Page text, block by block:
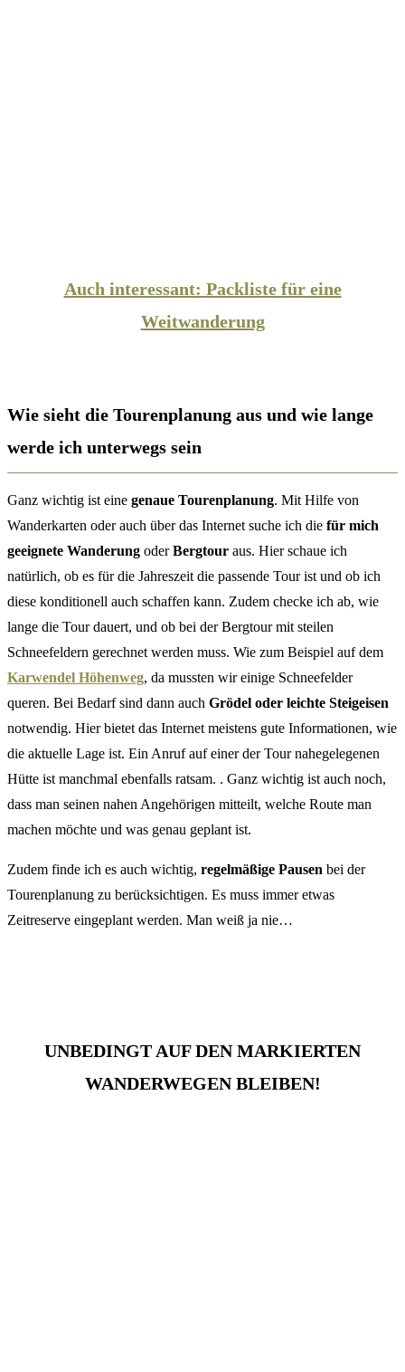
Auch interessant: Packliste für eine
Weitwanderung
Wie sieht die Tourenplanung aus und wie lange
werde ich unterwegs sein
Ganz wichtig ist eine genaue Tourenplanung. Mit Hilfe von
Wanderkarten oder auch über das Internet suche ich die für mich
geeignete Wanderung oderBergtour aus. Hier schaue ich
natürlich, ob es für die Jahreszeit die passende Tour ist und ob ich
diese konditionell auch schaffen kann. Zudem checke ich ab, wie
lange die Tour dauert, und ob bei der Bergtour mit steilen
Schneefeldern gerechnet werden muss. Wie zum Beispiel auf dem
Karwendel Höhenweg, da mussten wir einige Schneefelder
queren. Bei Bedarf sind dann auch Grödel oder leichte Steigeisen
notwendig. Hier bietet das Internet meistens gute Informationen, wie
die aktuelle Lage ist. Ein Anruf auf einer der Tour nahegelegenen
Hütte ist manchmal ebenfalls ratsam. . Ganz wichtig ist auch noch,
dass man seinen nahen Angehörigen mitteilt, welche Route man
machen möchte und was genau geplant ist.
Zudem finde ich es auch wichtig, regelmäßige Pausen bei der
Tourenplanung zu berücksichtigen. Es muss immer etwas
Zeitreserve eingeplant werden. Man weiß ja nie…
UNBEDINGT AUF DEN MARKIERTEN
WANDERWEGEN BLEIBEN!